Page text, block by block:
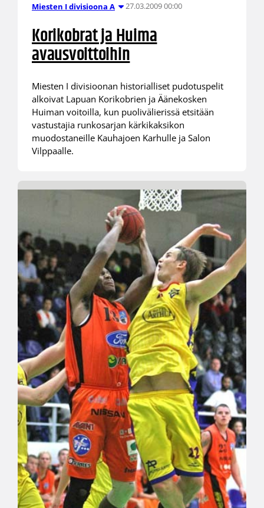
Miesten I divisioona A 27.03.2009 00:00
Korikobrat ja Huima
avausvoittoihin
Miesten I divisioonan historialliset pudotuspelit
alkoivat Lapuan Korikobrien ja Äänekosken
Huiman voitoilla, kun puolivälierissä etsitään
vastustajia runkosarjan kärkikaksikon
muodostaneille Kauhajoen Karhulle ja Salon
Vilppaalle.